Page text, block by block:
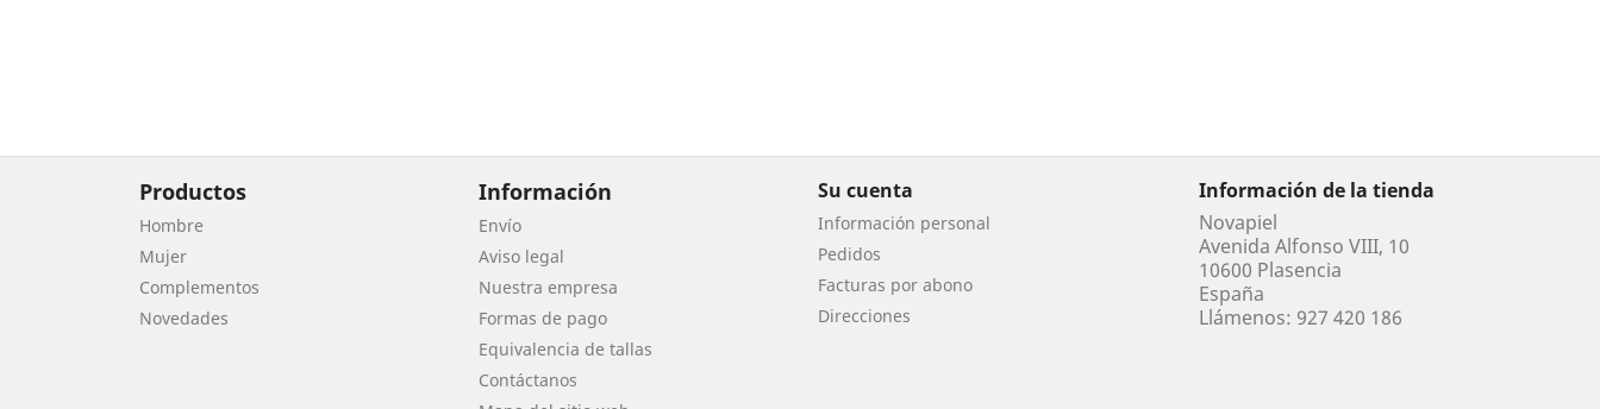
Productos
Hombre
Mujer
Complementos
Novedades
Información
Envío
Aviso legal
Nuestra empresa
Formas de pago
Equivalencia de tallas
Contáctanos
Su cuenta
Información personal
Pedidos
Facturas por abono
Direcciones
Información de la tienda
Novapiel
Avenida Alfonso VIII, 10
10600 Plasencia
España
Llámenos: 927 420 186